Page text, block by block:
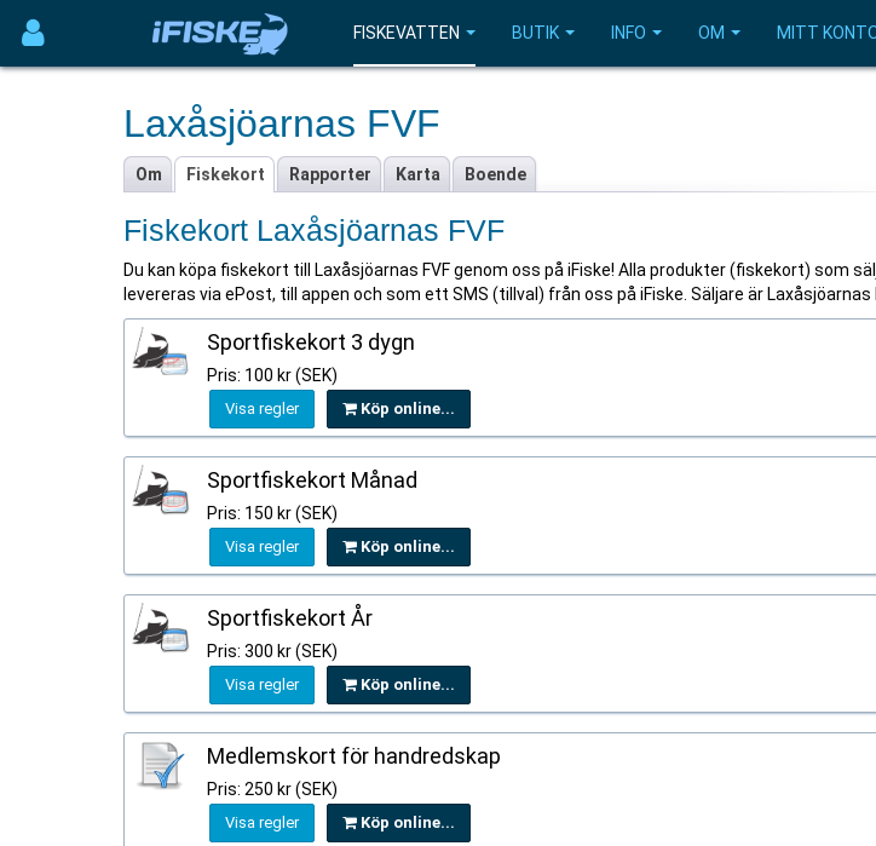
FISKEVATTEN BUTIK INFO OM MITT
Laxåsjöarnas FVF
Om Fiskekort Rapporter Karta Boende
Fiskekort Laxåsjöarnas FVF
Du kan köpa fiskekort till Laxåsjöarnas FVF genom oss på iFiske! Alla produkter (fiskekort) som
levereras via ePost, till appen och som ett SMS (tillval) från oss på iFiske. Säljare är Laxåsjöarnas
Sportfiskekort 3 dygn
Pris: 100 kr (SEK)
Visa regler Köp online...
Sportfiskekort Månad
Pris: 150 kr (SEK)
Visa regler Köp online...
Sportfiskekort År
Pris: 300 kr (SEK)
Visa regler Köp online...
Medlemskort för handredskap
Pris: 250 kr (SEK)
Visa regler Köp online...